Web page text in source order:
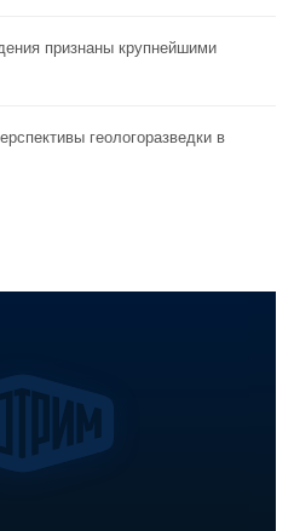
признаны крупнейшими
геологоразведки в